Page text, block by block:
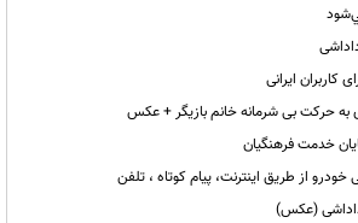
به حرکت بی شرمانه خانم بازیگر + عکس
خودرو از طریق اینترنت، پیام کوتاه ، تلفن
(عکس)